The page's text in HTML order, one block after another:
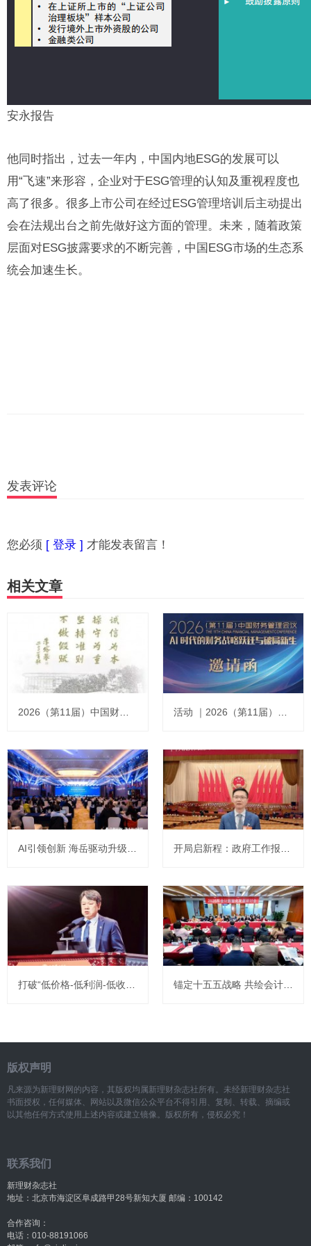
安永报告
他同时指出，过去一年内，中国内地ESG的发展可以
用“飞速”来形容，企业对于ESG管理的认知及重视程度也
高了很多。很多上市公司在经过ESG管理培训后主动提出
会在法规出台之前先做好这方面的管理。未来，随着政策
层面对ESG披露要求的不断完善，中国ESG市场的生态系
统会加速生长。
发表评论
您必须 [ 登录 ] 才能发表留言！
相关文章
版权声明
凡来源为新理财网的内容，其版权均属新理财杂志社所有。未经新理财杂志社
书面授权，任何媒体、网站以及微信公众平台不得引用、复制、转载、摘编或
以其他任何方式使用上述内容或建立镜像。版权所有，侵权必究！
联系我们
新理财杂志社
地址：北京市海淀区阜成路甲28号新知大厦 邮编：100142
合作咨询：
电话：010-88191066